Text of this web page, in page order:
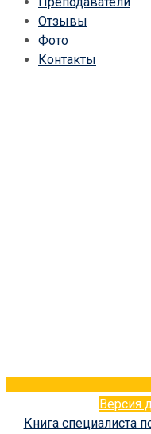
Отзывы
Фото
Контакты
Версия
Книга специалиста